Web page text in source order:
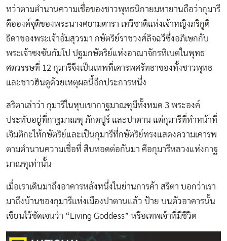
ทว่าตามตำนานความเชื่อของชาวพุทธนิกายมหายานถือว่ากุมารี
คือองค์จุติของพระนางศยามตารา เทวีชาติแห่งเจ้าหญิงภริกูติ
ธิดาของพระเจ้าอัมสุวรมา กษัตริย์ราชวงศ์ลิจฉวีซึ่งอภิเษกกับ
พระเจ้าซงซันกัมโป ปฐมกษัตริย์แห่งอาณาจักรทิเบตในพุทธ
ศตวรรษที่ 12 กุมารีจึงเป็นเทพที่เคารพศรัทธาของทั้งชาวพุทธ
และชาวฮินดูด้วยเหตุผลนี้อีกประการหนึ่ง
สริตาเล่าว่า กุมารีในหุบเขากาฐมาณฑุมีทั้งหมด 3 พระองค์
ประทับอยู่ที่กาฐมาณฑุ ภักตปูร์ และปาตาน แต่กุมารีที่ทำหน้าที่
เจิมติกะให้กษัตริย์และเป็นกุมารีที่กษัตริย์ทรงแสดงความเคารพ
ตามตำนานความเชื่อที่ สืบทอดต่อกันมา คือกุมารีหลวงแห่งกาฐ
มาณฑุเท่านั้น
เมื่อเราเดินมาถึงอาคารหลังหนึ่งในย่านการค้า สริตา บอกว่าเรา
มาถึงบ้านของกุมารีแห่งเมืองปาตานแล้ว ป้าย บนตัวอาคารนั้น
เขียนไว้ชัดเจนว่า “Living Goddess” หรือเทพเจ้าที่มีชีวิต